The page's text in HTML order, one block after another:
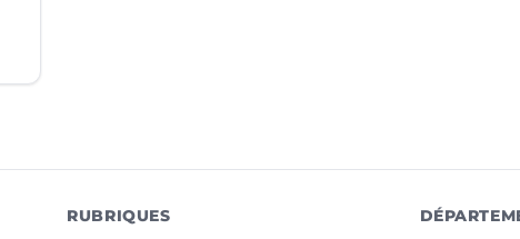
RUBRIQUES